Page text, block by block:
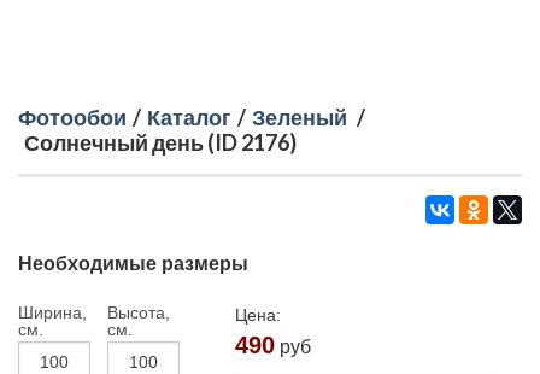
Фотообои / Каталог / Зеленый /
Солнечный день (ID 2176)
Необходимые размеры
Ширина,
см.
Высота,
см.
Цена:
490 руб